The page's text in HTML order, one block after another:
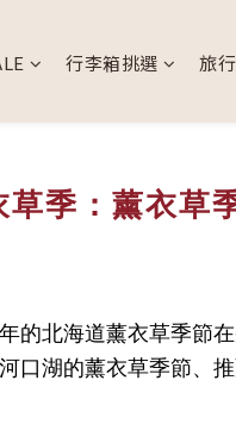
行李箱挑選 旅
季：薰衣草
的北海道薰衣草季節
口湖的薰衣草季節、